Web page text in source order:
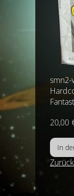
smn2-
20,00
Zurück